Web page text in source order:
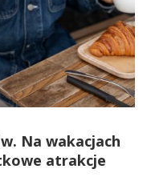
Na wakacjach
atrakcje